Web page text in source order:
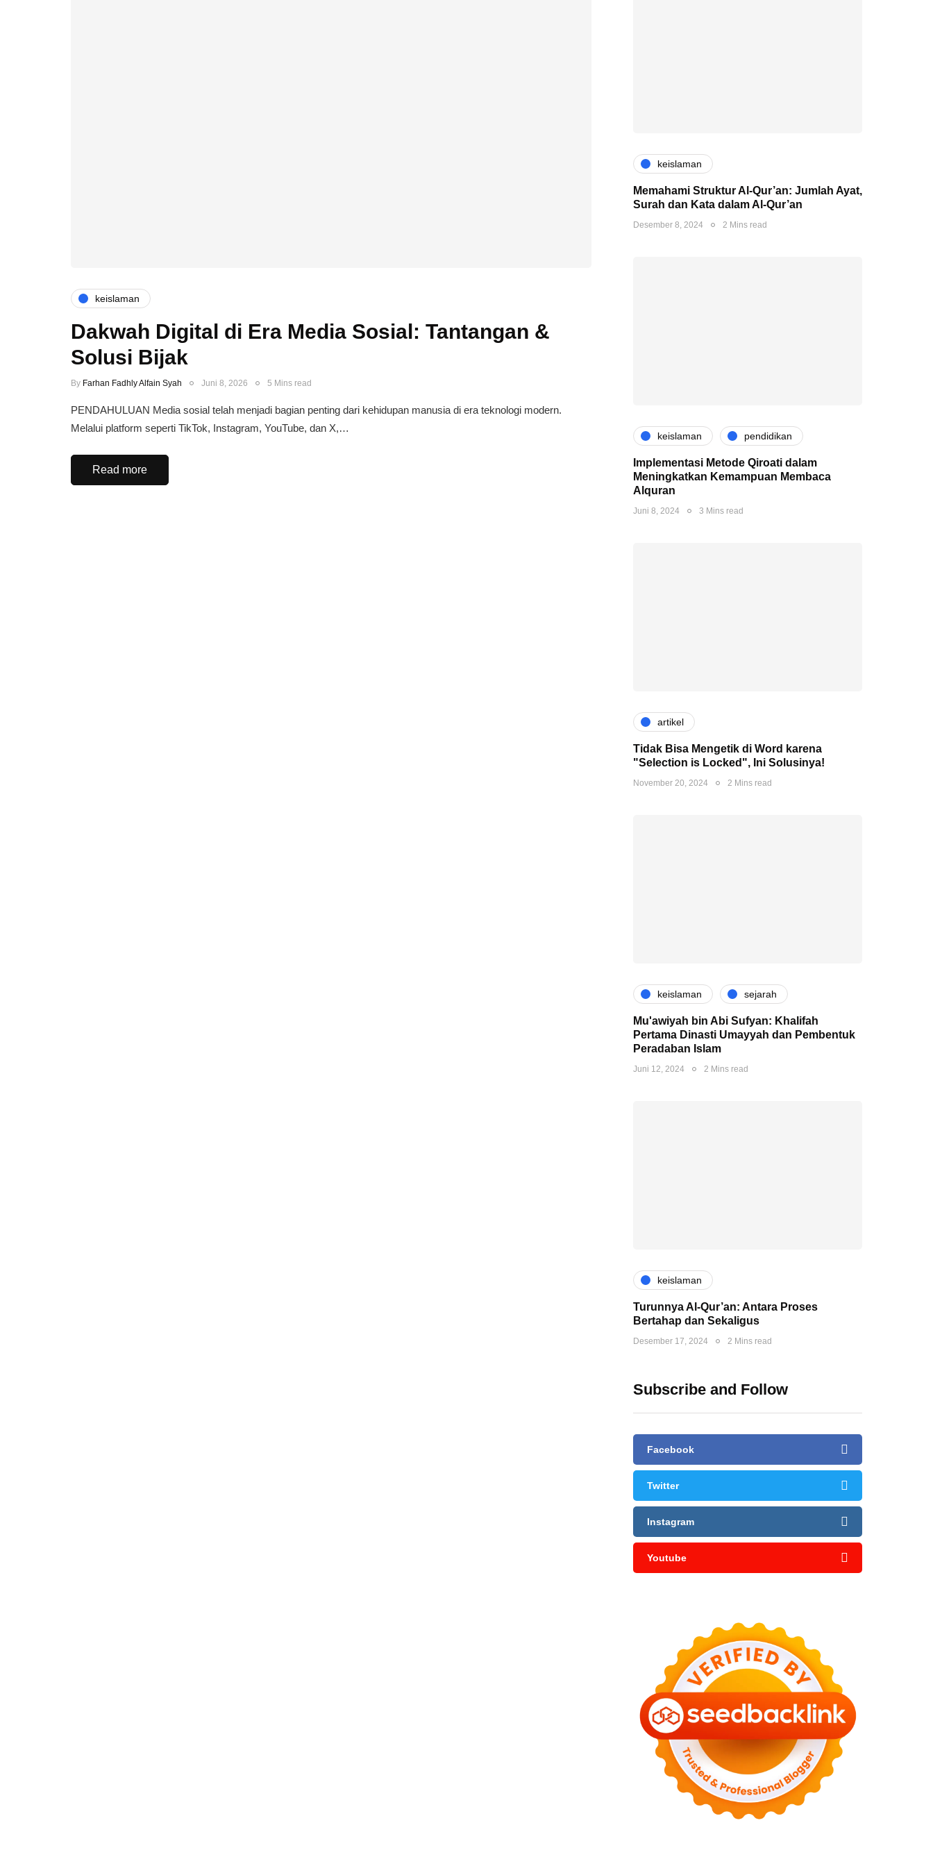
keislaman
Dakwah Digital di Era Media Sosial: Tantangan &
Solusi Bijak
By Farhan Fadhly Alfain Syah Juni 8, 2026 5 Mins read
PENDAHULUAN ​Media sosial telah menjadi bagian penting dari kehidupan manusia di era teknologi modern.
Melalui platform seperti TikTok, Instagram, YouTube, dan X,…
Read more
keislaman
Memahami Struktur Al-Qur’an: Jumlah Ayat,
Surah dan Kata dalam Al-Qur’an
Desember 8, 2024 2 Mins read
keislaman pendidikan
Implementasi Metode Qiroati dalam
Meningkatkan Kemampuan Membaca
Alquran
Juni 8, 2024 3 Mins read
artikel
Tidak Bisa Mengetik di Word karena
"Selection is Locked", Ini Solusinya!
November 20, 2024 2 Mins read
keislaman sejarah
Mu'awiyah bin Abi Sufyan: Khalifah
Pertama Dinasti Umayyah dan Pembentuk
Peradaban Islam
Juni 12, 2024 2 Mins read
keislaman
Turunnya Al-Qur’an: Antara Proses
Bertahap dan Sekaligus
Desember 17, 2024 2 Mins read
Subscribe and Follow
Facebook
Twitter
Instagram
Youtube